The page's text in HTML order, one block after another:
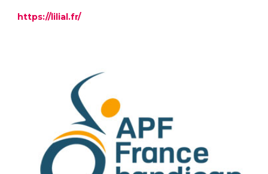
https://lilial.fr/